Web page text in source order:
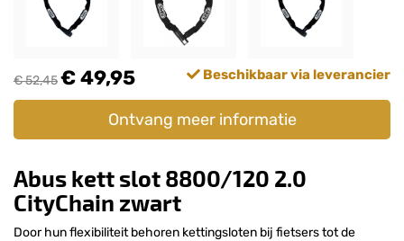
€ 52,45€ 49,95 Beschikbaar via leverancier
Ontvang meer informatie
Abus kett slot 8800/120 2.0
CityChain zwart
Door hun flexibiliteit behoren kettingsloten bij fietsers tot de